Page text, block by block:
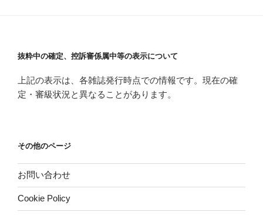
抜粋中の確定、控訴審係属中等の表示について
上記の表示は、各雑誌発行時点での情報です。現在の確
定・審級状況と異なることがあります。
その他のページ
お問い合わせ
Cookie Policy